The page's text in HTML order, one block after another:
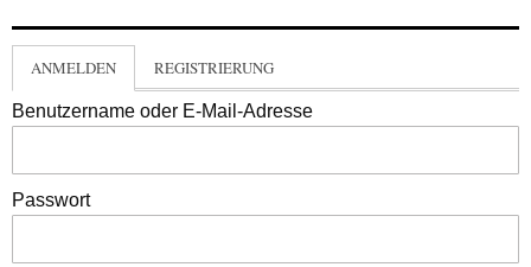
ANMELDEN REGISTRIERUNG
Benutzername oder E-Mail-Adresse
Passwort